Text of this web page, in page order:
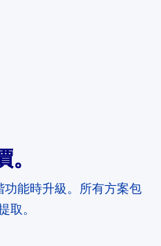
能時升級。所有方案包
取。